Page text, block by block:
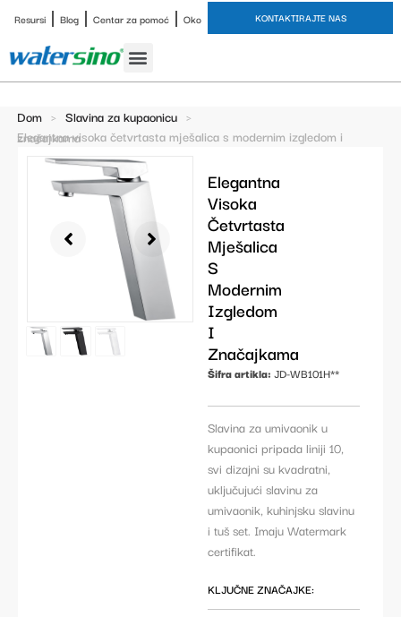
Resursi Blog Centar za pomoć Oko KONTAKTIRAJTE NAS
Dom > Slavina za kupaonicu >
Elegantna visoka četvrtasta mješalica s modernim izgledom i značajkama
Elegantna
Visoka
Četvrtasta
Mješalica
S
Modernim
Izgledom
I
Značajkama
Šifra artikla: JD-WB101H**
Slavina za umivaonik u
kupaonici pripada liniji 10,
svi dizajni su kvadratni,
uključujući slavinu za
umivaonik, kuhinjsku slavinu
i tuš set. Imaju Watermark
certifikat.
KLJUČNE ZNAČAJKE: